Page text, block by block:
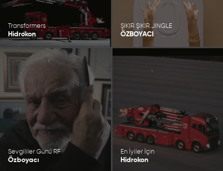
Transformers
Hidrokon
ŞIKIR ŞIKIR JINGLE
ÖZBOYACI
Sevgililer Günü RF
Özboyacı
En İyiler İçin
Hidrokon